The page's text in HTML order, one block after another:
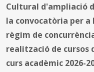
Cultural d'ampliació
la convocatòria per a
règim de
realització de cursos
curs acadèmic 2026-